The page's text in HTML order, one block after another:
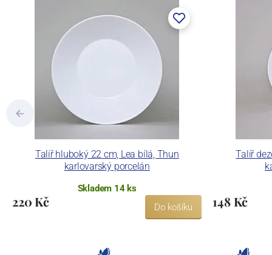
tlakového lití, moderními
dekorovat své výrobky pomocí
Concordia Lesov používá ochrannou
Talíř hluboký 22 cm, Lea bílá, Thun
karlovarský porcelán
Skladem 14 ks
220 Kč Do košíku
Talíř
148 Kč